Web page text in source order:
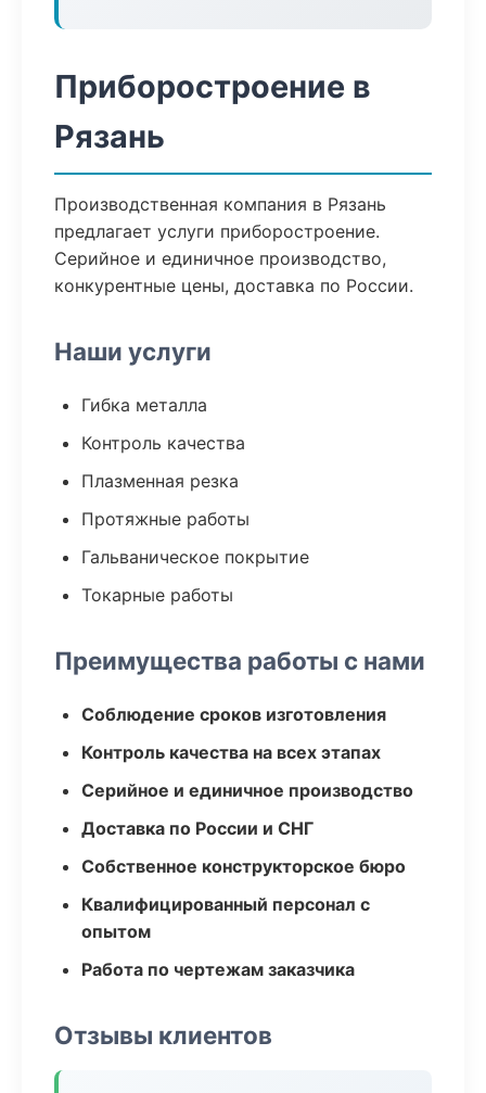
Приборостроение в
Рязань
Производственная компания в Рязань
предлагает услуги приборостроение.
Серийное и единичное производство,
конкурентные цены, доставка по России.
Наши услуги
Гибка металла
Контроль качества
Плазменная резка
Протяжные работы
Гальваническое покрытие
Токарные работы
Преимущества работы с нами
Соблюдение сроков изготовления
Контроль качества на всех этапах
Серийное и единичное производство
Доставка по России и СНГ
Собственное конструкторское бюро
Квалифицированный персонал с
опытом
Работа по чертежам заказчика
Отзывы клиентов